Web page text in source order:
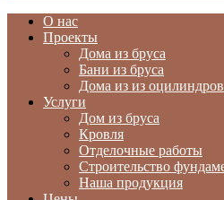
О нас
Проекты
Дома из бруса
Бани из бруса
Дома из из
Услуги
Дом из бруса
Кровля
Отделочные работы
Строительство
Наша продукция